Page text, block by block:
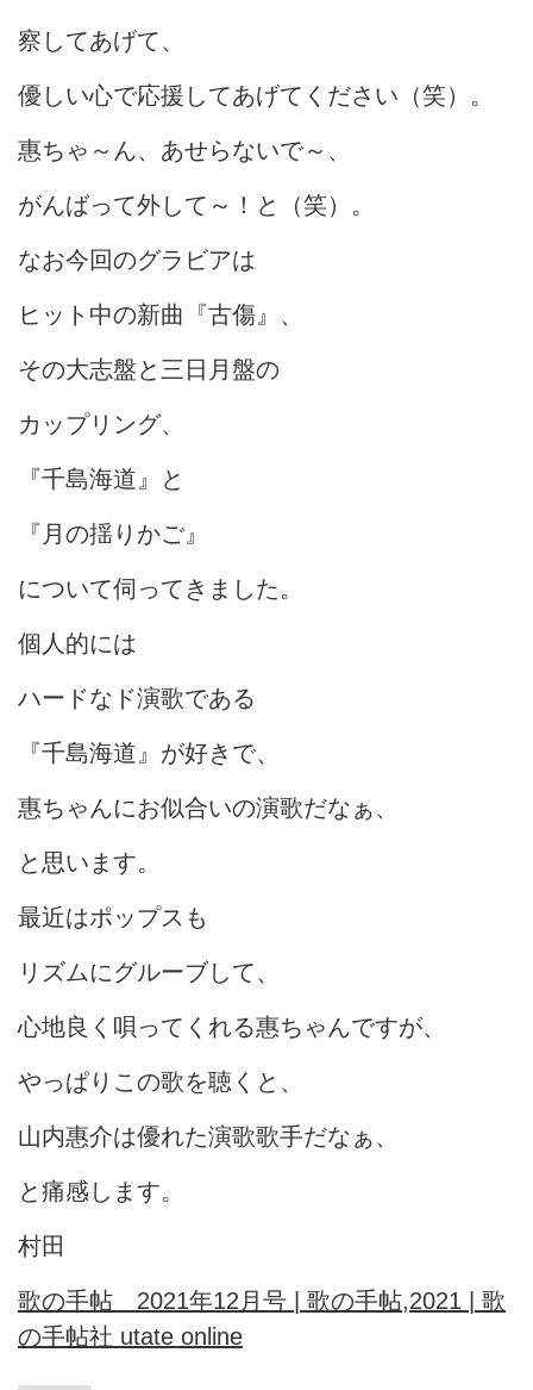
察してあげて、
優しい心で応援してあげてください（笑）。
惠ちゃ～ん、あせらないで～、
がんばって外して～！と（笑）。
なお今回のグラビアは
ヒット中の新曲『古傷』、
その大志盤と三日月盤の
カップリング、
『千島海道』と
『月の揺りかご』
について伺ってきました。
個人的には
ハードなド演歌である
『千島海道』が好きで、
惠ちゃんにお似合いの演歌だなぁ、
と思います。
最近はポップスも
リズムにグルーブして、
心地良く唄ってくれる惠ちゃんですが、
やっぱりこの歌を聴くと、
山内惠介は優れた演歌歌手だなぁ、
と痛感します。
村田
歌の手帖 2021年12月号 | 歌の手帖,2021 | 歌
の手帖社 utate online